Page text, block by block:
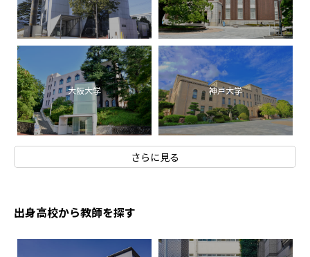
大阪大学 神戸大学
さらに見る
出身高校から教師を探す